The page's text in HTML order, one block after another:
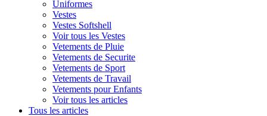
Uniformes
Vestes
Vestes Softshell
Voir tous les Vestes
Vetements de Pluie
Vetements de Securite
Vetements de Sport
Vetements de Travail
Vetements pour Enfants
Voir tous les articles
Tous les articles